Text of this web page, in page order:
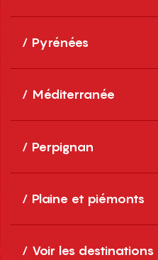
Pyrénées
Méditerranée
Perpignan
Plaine et piémonts
Voir les destinations
des fêtes,
recensées dans le
expositions,
et culturels… un agenda
rien manquer de
et après-